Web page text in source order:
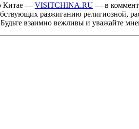
Китае — VISITCHINA.RU — в
разжиганию религиозной,
взаимно вежливы и уважайте